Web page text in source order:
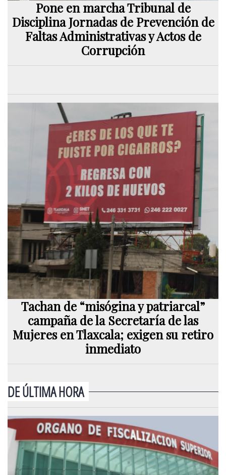
Pone en marcha Tribunal de
Disciplina Jornadas de Prevención de
Faltas Administrativas y Actos de
Corrupción
Tachan de “misógina y patriarcal”
campaña de la Secretaría de las
Mujeres en Tlaxcala; exigen su retiro
inmediato
DE ÚLTIMA HORA